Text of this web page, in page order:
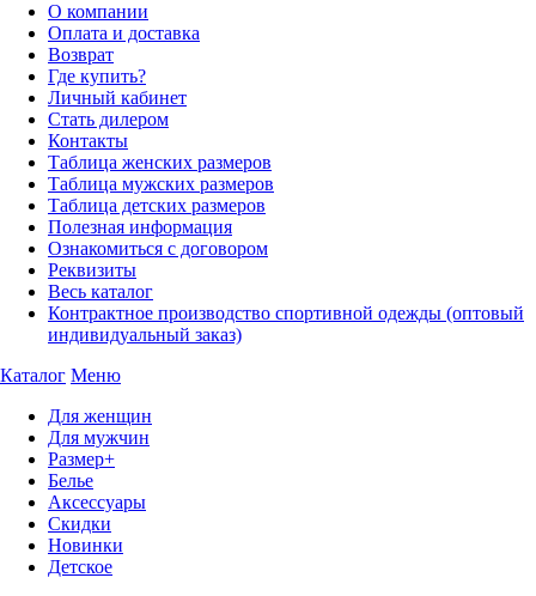
О компании
Оплата и доставка
Возврат
Где купить?
Личный кабинет
Стать дилером
Контакты
Таблица женских размеров
Таблица мужских размеров
Таблица детских размеров
Полезная информация
Ознакомиться с договором
Реквизиты
Весь каталог
Контрактное производство спортивной одежды (оптовый
индивидуальный заказ)
Каталог Меню
Для женщин
Для мужчин
Размер+
Белье
Аксессуары
Скидки
Новинки
Детское